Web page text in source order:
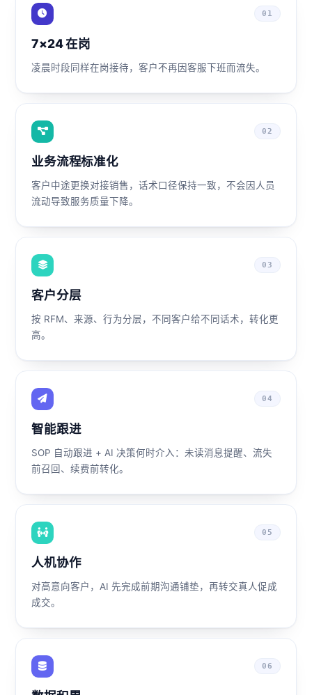
01
7×24 在岗
凌晨时段同样在岗接待，客户不再因客服下班而流失。
02
业务流程标准化
客户中途更换对接销售，话术口径保持一致，不会因人员
流动导致服务质量下降。
03
客户分层
按 RFM、来源、行为分层，不同客户给不同话术，转化更
高。
04
智能跟进
SOP 自动跟进 + AI 决策何时介入：未读消息提醒、流失
前召回、续费前转化。
05
人机协作
对高意向客户，AI 先完成前期沟通铺垫，再转交真人促成
成交。
06